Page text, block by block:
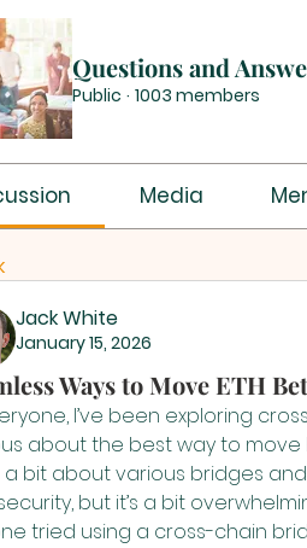
Questions and
Public · 1003 members
Media
Jack White
January 15, 2026
Ways to Move ETH
I’ve been exploring
about the best way to move
bit about various bridges
but it’s a bit
tried using a cross-chain